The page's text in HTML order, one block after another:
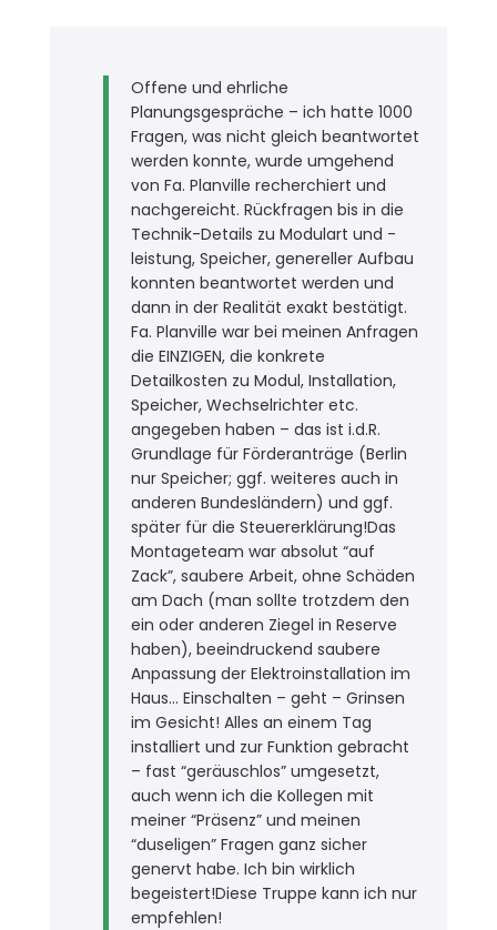
Offene und ehrliche
Planungsgespräche – ich hatte 1000
Fragen, was nicht gleich beantwortet
werden konnte, wurde umgehend
von Fa. Planville recherchiert und
nachgereicht. Rückfragen bis in die
Technik-Details zu Modulart und -
leistung, Speicher, genereller Aufbau
konnten beantwortet werden und
dann in der Realität exakt bestätigt.
Fa. Planville war bei meinen Anfragen
die EINZIGEN, die konkrete
Detailkosten zu Modul, Installation,
Speicher, Wechselrichter etc.
angegeben haben – das ist i.d.R.
Grundlage für Förderanträge (Berlin
nur Speicher; ggf. weiteres auch in
anderen Bundesländern) und ggf.
später für die Steuererklärung!Das
Montageteam war absolut “auf
Zack”, saubere Arbeit, ohne Schäden
am Dach (man sollte trotzdem den
ein oder anderen Ziegel in Reserve
haben), beeindruckend saubere
Anpassung der Elektroinstallation im
Haus… Einschalten – geht – Grinsen
im Gesicht! Alles an einem Tag
installiert und zur Funktion gebracht
– fast “geräuschlos” umgesetzt,
auch wenn ich die Kollegen mit
meiner “Präsenz” und meinen
“duseligen” Fragen ganz sicher
genervt habe. Ich bin wirklich
begeistert!Diese Truppe kann ich nur
empfehlen!